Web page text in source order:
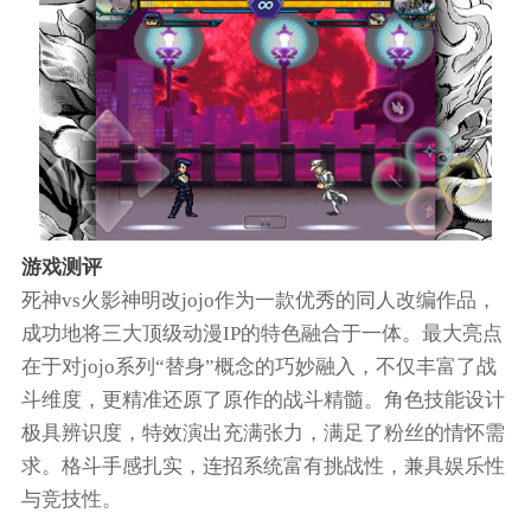
游戏测评
死神vs火影神明改jojo作为一款优秀的同人改编作品，
成功地将三大顶级动漫IP的特色融合于一体。最大亮点
在于对jojo系列“替身”概念的巧妙融入，不仅丰富了战
斗维度，更精准还原了原作的战斗精髓。角色技能设计
极具辨识度，特效演出充满张力，满足了粉丝的情怀需
求。格斗手感扎实，连招系统富有挑战性，兼具娱乐性
与竞技性。